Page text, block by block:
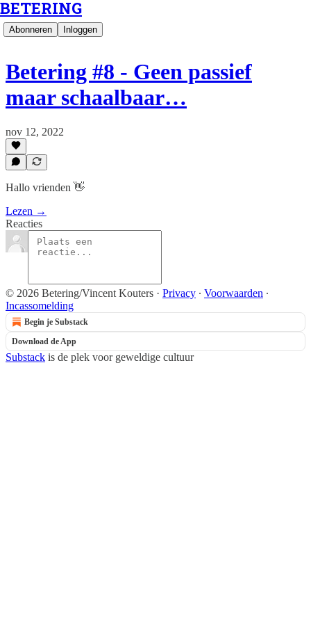
BETERING
Abonneren Inloggen
Betering #8 - Geen passief
maar schaalbaar…
nov 12, 2022
Hallo vrienden 👋
Lezen →
Reacties
© 2026 Betering/Vincent Kouters · Privacy ∙ Voorwaarden ∙
Incassomelding
Begin je Substack
Download de App
Substack is de plek voor geweldige cultuur